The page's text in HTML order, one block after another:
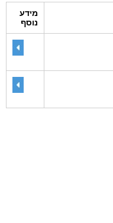
מידע
נוסף